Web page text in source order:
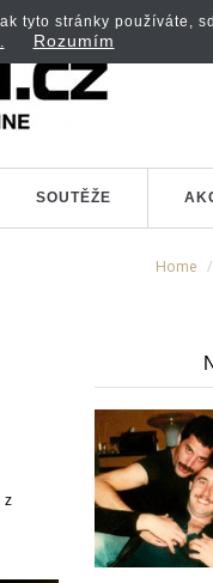
SOUTĚŽE
Home
z
tyto stránky používáte,
Rozumím